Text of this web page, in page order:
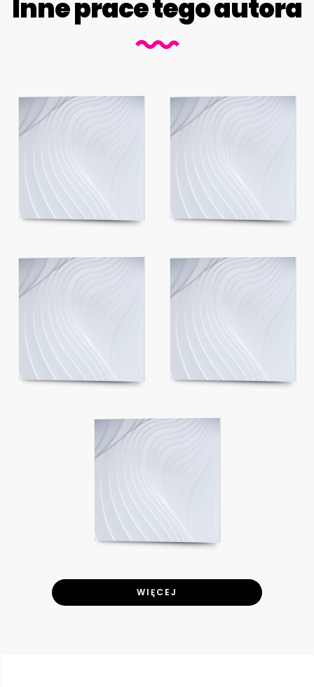
Inne prace tego autora
WIĘCEJ